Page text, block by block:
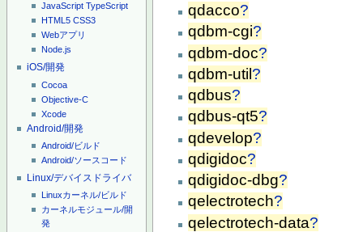
JavaScript TypeScript
HTML5 CSS3
Webアプリ
Node.js
iOS/開発
Cocoa
Objective-C
Xcode
Android/開発
Android/ビルド
Android/ソースコード
Linux/デバイスドライバ
Linuxカーネル/ビルド
カーネルモジュール/開
発
qdacco?
qdbm-cgi?
qdbm-doc?
qdbm-util?
qdbus?
qdbus-qt5?
qdevelop?
qdigidoc?
qdigidoc-dbg?
qelectrotech?
qelectrotech-data?